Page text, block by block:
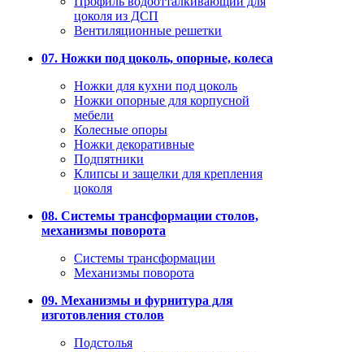
цоколя из ДСП
Вентиляционные решетки
07. Ножки под цоколь, опорные, колеса
Ножки для кухни под цоколь
Ножки опорные для корпусной
мебели
Колесные опоры
Ножки декоративные
Подпятники
Клипсы и защелки для крепления
цоколя
08. Системы трансформации столов,
механизмы поворота
Системы трансформации
Механизмы поворота
09. Механизмы и фурнитура для
изготовления столов
Подстолья